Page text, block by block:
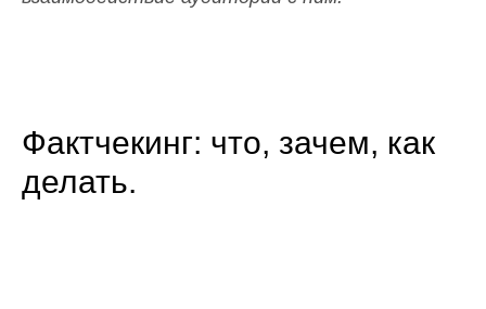
Фактчекинг: что, зачем, как
делать.